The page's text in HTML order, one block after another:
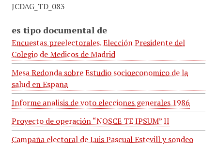
JCDAG_TD_083
es tipo documental de
Encuestas preelectorales. Elección Presidente del
Colegio de Medicos de Madrid
Mesa Redonda sobre Estudio socioeconomico de la
salud en España
Informe analisis de voto elecciones generales 1986
Proyecto de operación “NOSCE TE IPSUM” II
Campaña electoral de Luis Pascual Estevill y sondeo